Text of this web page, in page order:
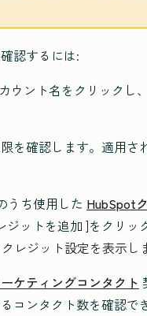
認するには:
ウント名をクリックし
を確認します。適用さ
うち使用した HubSpot
ジットを追加 ]をクリッ
レジット設定を表示し
ケティングコンタクト
コンタクト数を確認で